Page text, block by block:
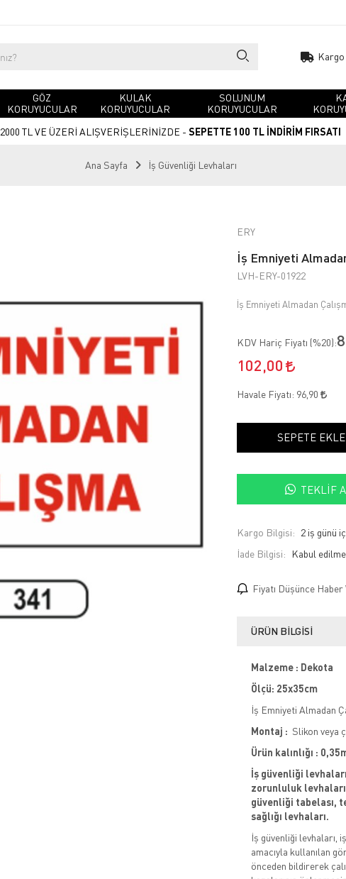
GÖZ
KORUYUCULAR
KULAK
KORUYUCULAR
SOLUNUM
KORUYUCULAR
2000 TL VE ÜZERİ ALIŞVERİŞLERİNİZDE - SEPETTE 100 TL İNDİRİM FIRSATI
Ana Sayfa İş Güvenliği Levhaları
ERY
İş Emniyeti
LVH-ERY-01922
İş Emniyeti Almadan
KDV Hariç Fiyatı (%20):
102,00
Havale Fiyatı: 96,90
SEPETE EKLE
TEKLIF
Kargo Bilgisi: 2 iş günü
İade Bilgisi:
Fiyatı Düşünce Haber
ÜRÜN BILGISI
Malzeme : Dekota
Ölçü: 25x35cm
İş Emniyeti Almadan
Montaj : Slikon veya
Ürün kalınlığı :
İş güvenliği
zorunluluk
güvenliği tabelası,
sağlığı levhaları.
İş güvenliği levhaları,
amacıyla kullanılan
önceden bildirerek